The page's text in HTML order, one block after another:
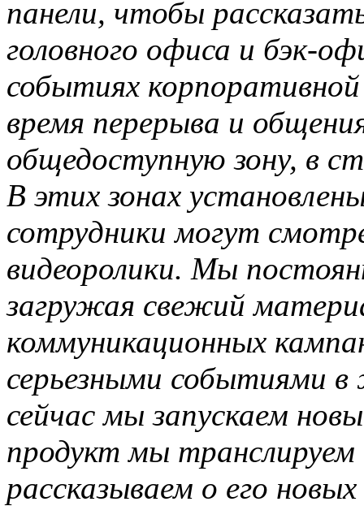
панели, чтобы
головного офиса и бэк-
событиях
время перерыва и
общедоступную зону, в
В этих зонах
сотрудники могут
видеоролики. Мы
загружая свежий
коммуникационных
серьезными событиями
сейчас мы запускаем
продукт мы
рассказываем о его